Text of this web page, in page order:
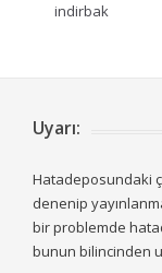
indirbak
Uyarı:
Hatadeposundaki
denenip
bir problemde
bunun bilincinden